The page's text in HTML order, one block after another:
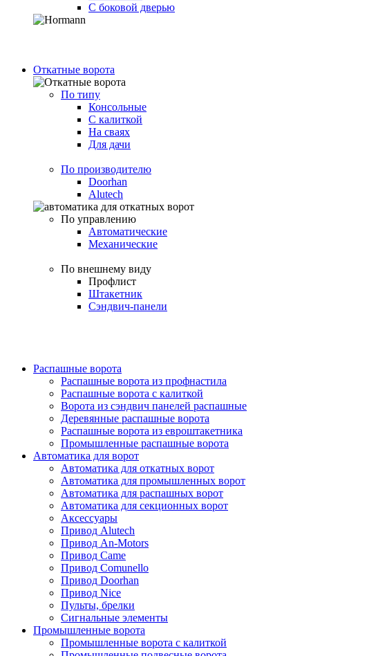
С боковой дверью
Откатные ворота
По типу
Консольные
С калиткой
На сваях
Для дачи
По производителю
Doorhan
Alutech
По управлению
Автоматические
Механические
По внешнему виду
Профлист
Штакетник
Сэндвич-панели
Распашные ворота
Распашные ворота из профнастила
Распашные ворота с калиткой
Ворота из сэндвич панелей распашные
Деревянные распашные ворота
Распашные ворота из евроштакетника
Промышленные распашные ворота
Автоматика для ворот
Автоматика для откатных ворот
Автоматика для промышленных ворот
Автоматика для распашных ворот
Автоматика для секционных ворот
Аксессуары
Привод Alutech
Привод An-Motors
Привод Came
Привод Comunello
Привод Doorhan
Привод Nice
Пульты, брелки
Сигнальные элементы
Промышленные ворота
Промышленные ворота с калиткой